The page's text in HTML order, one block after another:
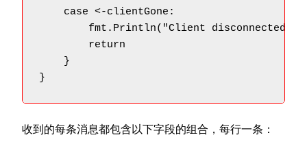
    case <-clientGone:
        fmt.Println("Client disconnected")
        return
    }
}
收到的每条消息都包含以下字段的组合，每行一条：